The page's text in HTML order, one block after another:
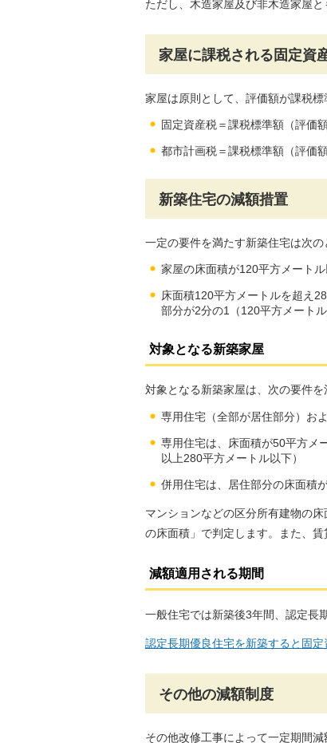
ただし、木造家屋及び非木造家屋
家屋に課税される固定資
家屋は原則として、評価額が課税
固定資産税＝課税標準額（評価
都市計画税＝課税標準額（評価
新築住宅の減額措置
一定の要件を満たす新築住宅は次
家屋の床面積が120平方メート
床面積120平方メートルを超え
部分が2分の1（120平方メート
対象となる新築家屋
対象となる新築家屋は、次の要件を
専用住宅（全部が居住部分）お
専用住宅は、床面積が50平方メ
以上280平方メートル以下）
併用住宅は、居住部分の床面積
マンションなどの区分所有建物の
の床面積」で判定します。また、
減額適用される期間
一般住宅では新築後3年間、認定長
認定長期優良住宅を新築すると固
その他の減額制度
その他改修工事によって一定期間